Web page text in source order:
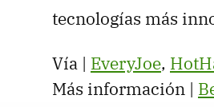
tecnologías más
Vía | EveryJoe,
Más información |